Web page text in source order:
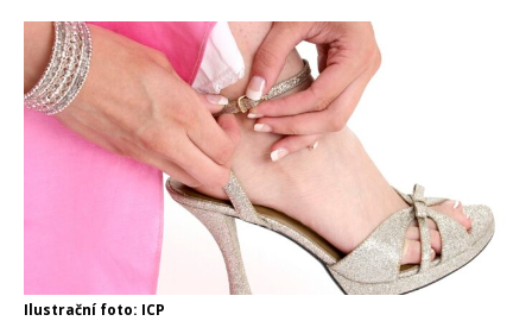
Ilustrační foto: ICP